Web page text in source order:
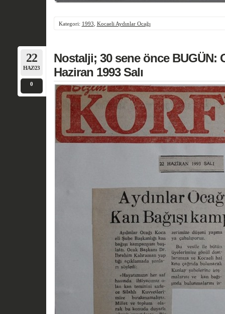
Kategori: 1993 Kocaeli Aydınlar Ocağı
22
HAZ/23
0
Nostalji; 30 sene önce BUGÜN:
Haziran 1993 Salı